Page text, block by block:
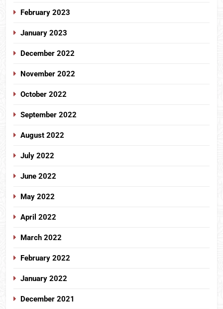
February 2023
January 2023
December 2022
November 2022
October 2022
September 2022
August 2022
July 2022
June 2022
May 2022
April 2022
March 2022
February 2022
January 2022
December 2021